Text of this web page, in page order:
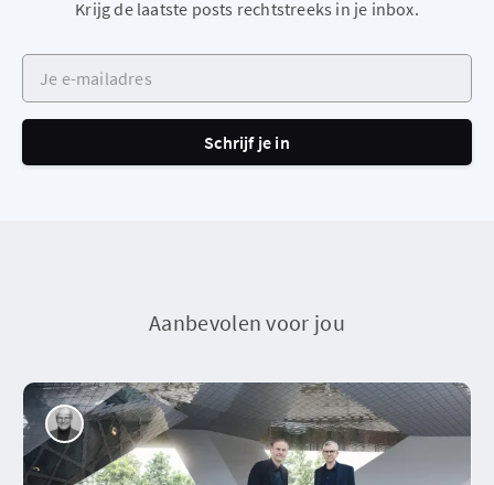
Krijg de laatste posts rechtstreeks in je inbox.
Je e-mailadres
Schrijf je in
Aanbevolen voor jou